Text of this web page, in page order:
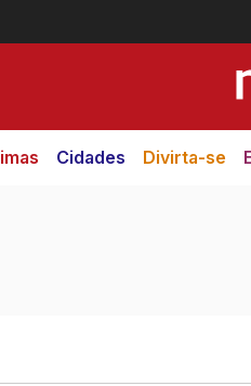
Cidades Divirta-se